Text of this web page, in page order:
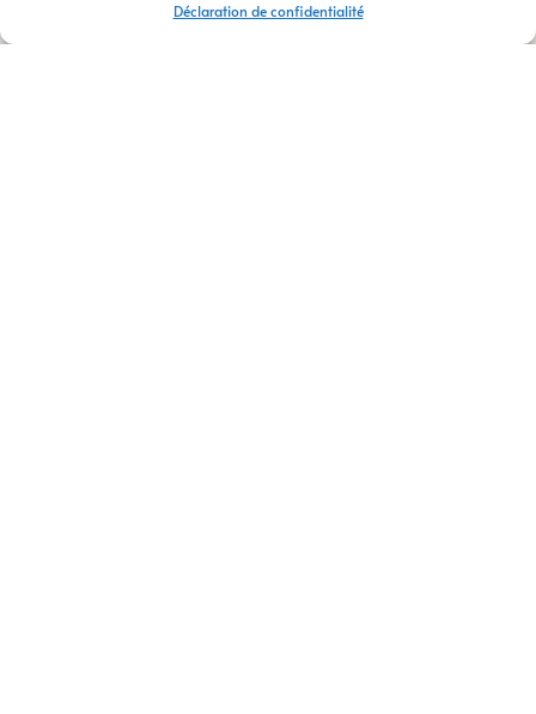
Déclaration de confidentialité